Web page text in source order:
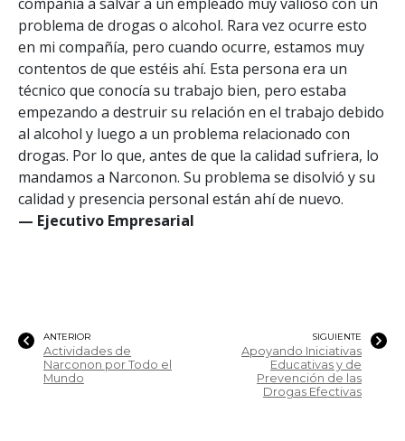
problema de drogas o alcohol. Rara vez ocurre esto
en mi compañía, pero cuando ocurre, estamos muy
contentos de que estéis ahí. Esta persona era un
técnico que conocía su trabajo bien, pero estaba
empezando a destruir su relación en el trabajo debido
al alcohol y luego a un problema relacionado con
drogas. Por lo que, antes de que la calidad sufriera, lo
mandamos a Narconon. Su problema se disolvió y su
calidad y presencia personal están ahí de nuevo.
— Ejecutivo Empresarial
ANTERIOR
Actividades de
Narconon por Todo el
Mundo
SIGUIENTE
Apoyando Iniciativas
Educativas y de
Prevención de las
Drogas Efectivas